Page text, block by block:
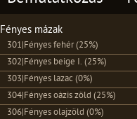
Fényes mázak
301|Fényes fehér (25%)
302|Fényes beige I. (25%)
303|Fényes lazac (0%)
304|Fényes oázis zöld (25%)
306|Fényes olajzöld (0%)